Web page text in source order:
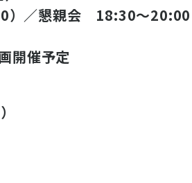
）／懇親会 18:30～20:00
開催予定